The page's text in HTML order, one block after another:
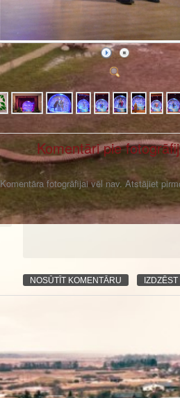
Komentāri pie
Komentāra fotogrāfijai vēl nav. Atstājiet